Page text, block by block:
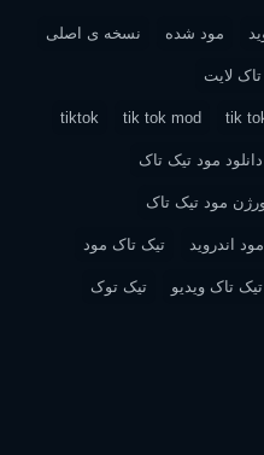
مود شده نسخه ی اصلی
تاک لایت
tik
tik tok mod
tiktok
دانلود مود تیک تاک
ورژن مود تیک تاک
اندروید تیک تاک مود
تیک تاک ویدیو تیک توک